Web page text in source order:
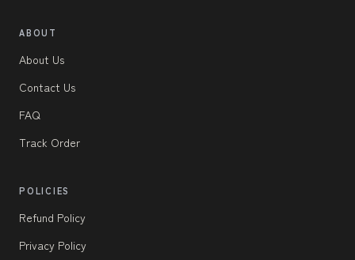
ABOUT
About Us
Contact Us
FAQ
Track Order
POLICIES
Refund Policy
Privacy Policy